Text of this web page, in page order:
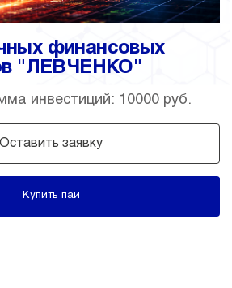
финансовых
"ЛЕВЧЕНКО"
инвестиций: 10000 руб.
Оставить заявку
Купить паи